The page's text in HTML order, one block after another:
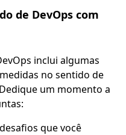
de DevOps com
inclui algumas
no sentido de
um momento a
que você